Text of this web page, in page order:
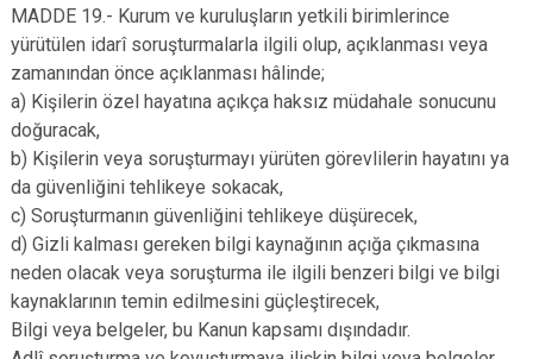
MADDE 19.- Kurum ve kuruluşların yetkili birimlerince
yürütülen idarî soruşturmalarla ilgili olup, açıklanması veya
zamanından önce açıklanması hâlinde;
a) Kişilerin özel hayatına açıkça haksız müdahale sonucunu
doğuracak,
b) Kişilerin veya soruşturmayı yürüten görevlilerin hayatını ya
da güvenliğini tehlikeye sokacak,
c) Soruşturmanın güvenliğini tehlikeye düşürecek,
d) Gizli kalması gereken bilgi kaynağının açığa çıkmasına
neden olacak veya soruşturma ile ilgili benzeri bilgi ve bilgi
kaynaklarının temin edilmesini güçleştirecek,
Bilgi veya belgeler, bu Kanun kapsamı dışındadır.